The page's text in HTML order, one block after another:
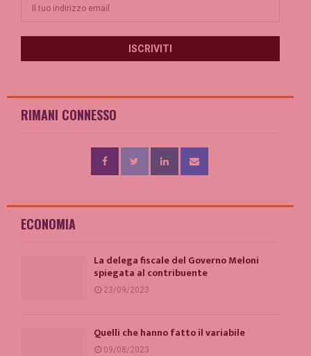
RIMANI CONNESSO
ECONOMIA
La delega fiscale del Governo Meloni
spiegata al contribuente
23/09/2023
Quelli che hanno fatto il variabile
09/08/2023